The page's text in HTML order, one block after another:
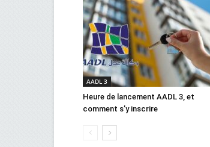
AADL 3
Heure de lancement AADL 3, et
comment s’y inscrire